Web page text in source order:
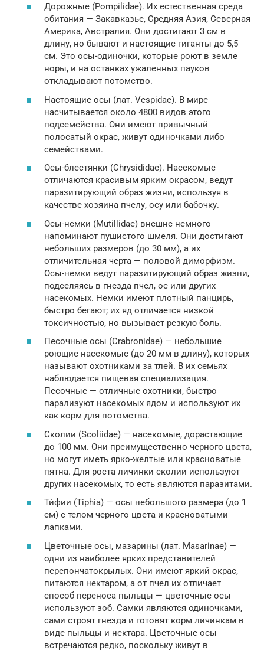
Дорожные (Pompilidae). Их естественная среда
обитания — Закавказье, Средняя Азия, Северная
Америка, Австралия. Они достигают 3 см в
длину, но бывают и настоящие гиганты до 5,5
см. Это осы-одиночки, которые роют в земле
норы, и на останках ужаленных пауков
откладывают потомство.
Настоящие осы (лат. Vespidae). В мире
насчитывается около 4800 видов этого
подсемейства. Они имеют привычный
полосатый окрас, живут одиночками либо
семействами.
Осы-блестянки (Chrysididae). Насекомые
отличаются красивым ярким окрасом, ведут
паразитирующий образ жизни, используя в
качестве хозяина пчелу, осу или бабочку.
Осы-немки (Mutillidae) внешне немного
напоминают пушистого шмеля. Они достигают
небольших размеров (до 30 мм), а их
отличительная черта — половой диморфизм.
Осы-немки ведут паразитирующий образ жизни,
подселяясь в гнезда пчел, ос или других
насекомых. Немки имеют плотный панцирь,
быстро бегают; их яд отличается низкой
токсичностью, но вызывает резкую боль.
Песочные осы (Crabronidae) — небольшие
роющие насекомые (до 20 мм в длину), которых
называют охотниками за тлей. В их семьях
наблюдается пищевая специализация.
Песочные — отличные охотники, быстро
парализуют насекомых ядом и используют их
как корм для потомства.
Сколии (Scoliidae) — насекомые, дорастающие
до 100 мм. Они преимущественно черного цвета,
но могут иметь ярко-желтые или красноватые
пятна. Для роста личинки сколии используют
других насекомых, то есть являются паразитами.
Ти́фии (Tiphia) — осы небольшого размера (до 1
см) с телом черного цвета и красноватыми
лапками.
Цветочные осы, мазарины (лат. Masarinae) —
одни из наиболее ярких представителей
перепончатокрылых. Они имеют яркий окрас,
питаются нектаром, а от пчел их отличает
способ переноса пыльцы — цветочные осы
используют зоб. Самки являются одиночками,
сами строят гнезда и готовят корм личинкам в
виде пыльцы и нектара. Цветочные осы
встречаются редко, поскольку живут в